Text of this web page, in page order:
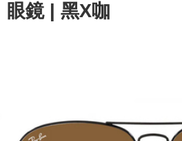
眼鏡 | 黑X咖